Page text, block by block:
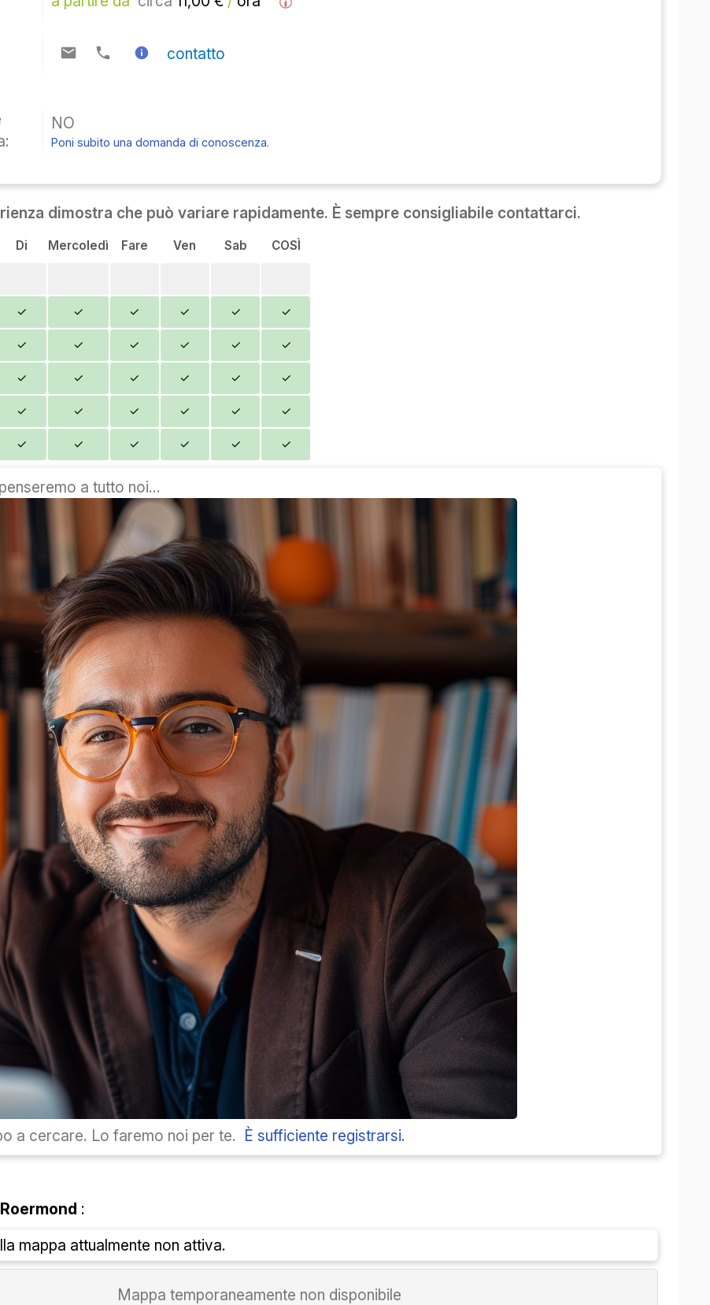
contatto
NO
Poni subito una domanda di conoscenza.
dimostra che può variare rapidamente. È sempre consigliabile contattarci.
Di Mercoledì Fare Ven Sab COSÌ
✓ ✓ ✓ ✓ ✓ ✓
✓ ✓ ✓ ✓ ✓ ✓
✓ ✓ ✓ ✓ ✓ ✓
✓ ✓ ✓ ✓ ✓ ✓
✓ ✓ ✓ ✓ ✓ ✓
a tutto noi...
a cercare. Lo faremo noi per te. È sufficiente registrarsi.
:
mappa attualmente non attiva.
Mappa temporaneamente non disponibile